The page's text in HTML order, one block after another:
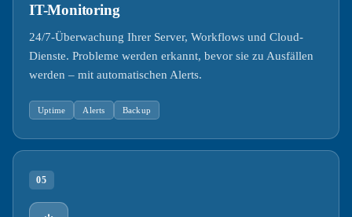
IT-Monitoring
24/7-Überwachung Ihrer Server, Workflows und Cloud-
Dienste. Probleme werden erkannt, bevor sie zu Ausfällen
werden – mit automatischen Alerts.
Uptime Alerts Backup
05